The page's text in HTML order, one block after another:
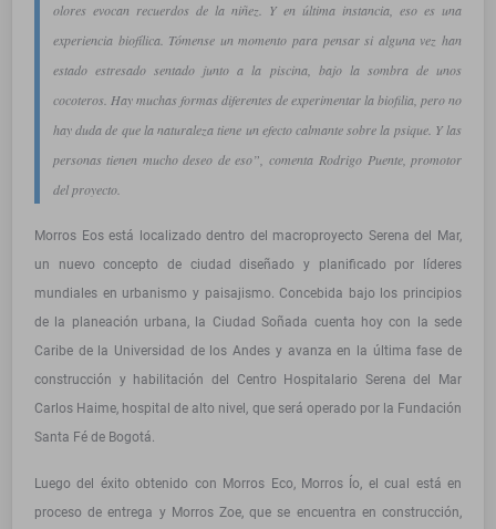
olores evocan recuerdos de la niñez. Y en última instancia, eso es una
experiencia biofílica. Tómense un momento para pensar si alguna vez han
estado estresado sentado junto a la piscina, bajo la sombra de unos
cocoteros. Hay muchas formas diferentes de experimentar la biofilia, pero no
hay duda de que la naturaleza tiene un efecto calmante sobre la psique. Y las
personas tienen mucho deseo de eso”, comenta Rodrigo Puente, promotor
del proyecto.
Morros Eos está localizado dentro del macroproyecto Serena del Mar,
un nuevo concepto de ciudad diseñado y planificado por líderes
mundiales en urbanismo y paisajismo. Concebida bajo los principios
de la planeación urbana, la Ciudad Soñada cuenta hoy con la sede
Caribe de la Universidad de los Andes y avanza en la última fase de
construcción y habilitación del Centro Hospitalario Serena del Mar
Carlos Haime, hospital de alto nivel, que será operado por la Fundación
Santa Fé de Bogotá.
Luego del éxito obtenido con Morros Eco, Morros Ío, el cual está en
proceso de entrega y Morros Zoe, que se encuentra en construcción,